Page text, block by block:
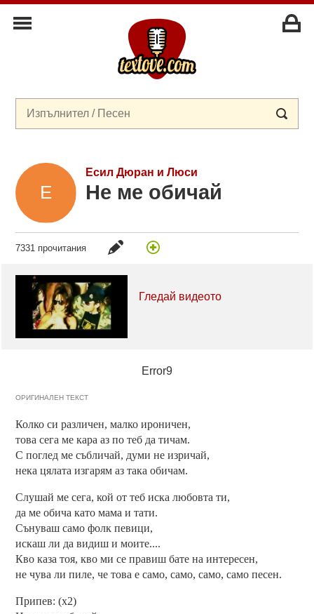
Есил Дюран и Люси
Не ме обичай
7331 прочитания
Гледай видеото
Error9
ОРИГИНАЛЕН ТЕКСТ
Колко си различен, малко ироничен,
това сега ме кара аз по теб да тичам.
С поглед ме събличай, думи не изричай,
нека цялата изгарям аз така обичам.
Слушай ме сега, кой от теб иска любовта ти,
да ме обича като мама и тати.
Сънуваш само фолк певици,
искаш ли да видиш и моите....
Кво каза тоя, кво ми се правиш бате на интересен,
не чува ли пиле, че това е само, само, само, само песен.
Припев: (х2)